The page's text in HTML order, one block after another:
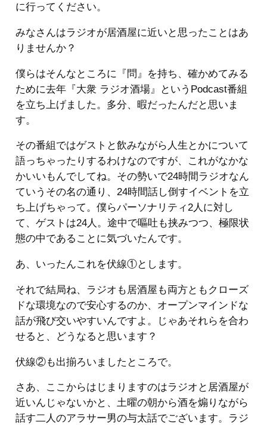
に行ってください。
みなさんはラジオが居酒屋に近いと思ったことはあ
りませんか？
僕らはそんなところに『問』を持ち、確かめてみる
ために去年『大衆 ラジオ酒場』というPodcast番組
を立ち上げました。多分、暇だったんだと思いま
す。
その番組ではゲストと飲みながら人生とかについて
語っちゃったりするわけなのですが、これがなかな
かいいもんでしてね。その勢いで24時間ラジオなん
ていうその名の通り、24時間話し倒すイベントを立
ち上げちゃって。僕らパーソナリティ2人に対し
て、ゲストは24人。途中で嘔吐も挟みつつ、極限状
態の中であることに気づいたんです。
あ、いったんこれを伏線①とします。
それで結局ね、ラジオも居酒屋も両方ともクローズ
ドな環境なので安心するのか、オープンマインドな
話が飛び交いやすいんですよ。じゃあそれらを合わ
せると、どうなると思います？
伏線②も出揃ろいましたところで。
さあ、ここからはじまりますのはラジオと居酒屋が
近いんじゃないかと、土曜の朝から酒を煽りながら
話す二人のアラサー男の与太話でございます。ラジ